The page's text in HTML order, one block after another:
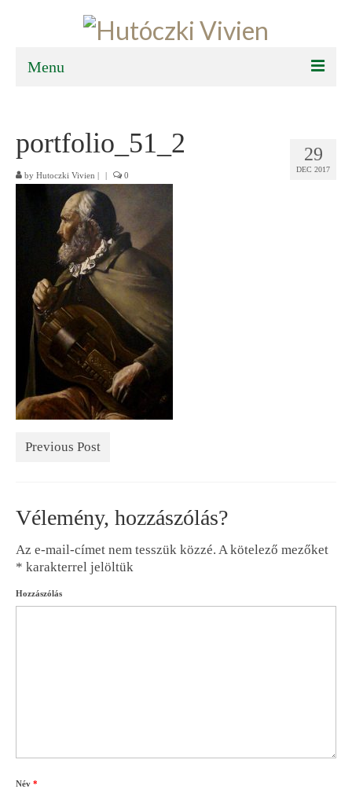
Menu
BEMUTATKOZÁS
TEVÉKENYSÉGEK
SAJTÓSZOBA
PÁLYÁZAT
KAPCSOLAT
29
DEC 2017
portfolio_51_2
by Hutoczki Vivien | | 0
Previous Post
Vélemény, hozzászólás?
Az e-mail-címet nem tesszük közzé. A kötelező mezőket
* karakterrel jelöltük
Hozzászólás
Név *